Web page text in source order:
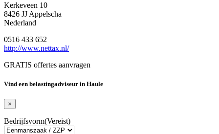
Kerkeveen 10
8426 JJ Appelscha
Nederland
0516 433 652
http://www.nettax.nl/
GRATIS offertes aanvragen
Vind een belastingadviseur in Haule
×
Bedrijfsvorm(Vereist)